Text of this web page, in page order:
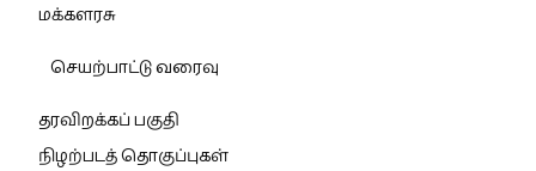
மக்களரசு
செயற்பாட்டு வரைவு
தரவிறக்கப் பகுதி
நிழற்படத் தொகுப்புகள்